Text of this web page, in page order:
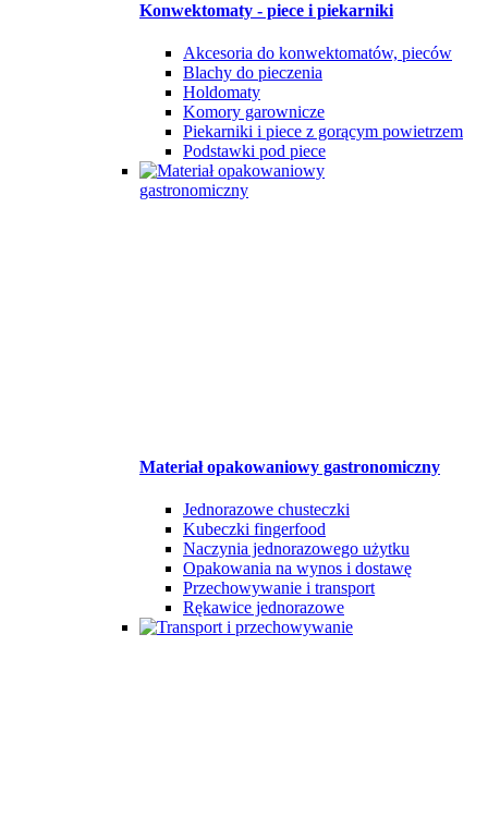
Konwektomaty - piece i piekarniki
Akcesoria do konwektomatów, pieców
Blachy do pieczenia
Holdomaty
Komory garownicze
Piekarniki i piece z gorącym powietrzem
Podstawki pod piece
Materiał opakowaniowy gastronomiczny
Jednorazowe chusteczki
Kubeczki fingerfood
Naczynia jednorazowego użytku
Opakowania na wynos i dostawę
Przechowywanie i transport
Rękawice jednorazowe